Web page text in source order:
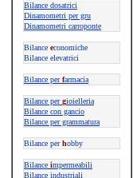
Bilance dosatrici
Dinamometri per gru
Dinamometri carroponte
Bilance economiche
Bilance elevatrici
Bilance per farmacia
Bilance pergioielleria
Bilance con gancio
Bilance per grammatura
Bilance perhobby
Bilance impermeabili
Bilance industriali